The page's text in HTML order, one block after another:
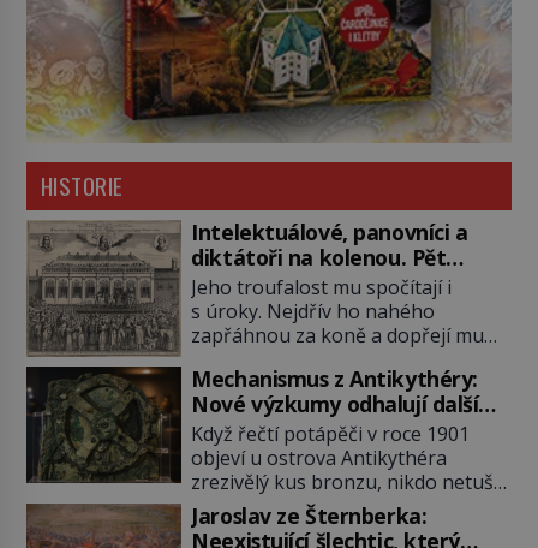
HISTORIE
Intelektuálové, panovníci a
diktátoři na kolenou. Pět
posledních okamžiků před
popravou
Jeho troufalost mu spočítají i
s úroky. Nejdřív ho nahého
zapřáhnou za koně a dopřejí mu
Když ho pak věší, myslí si, že útrapy
skončily. Těsně předtím, než ztratí
vědomí ho odříznou a začnou jeho
tělo zbavovat orgánů. Chvíli ještě
vnímá, pak ho vysvobodí
bezvědomí a smrt. Do posledního
doušku Kdo: Sokrates […]
Mechanismus z Antikythéry:
Nové výzkumy odhalují další
překvapení o starověkém
počítači
Když řečtí potápěči v roce 1901
objeví u ostrova Antikythéra
zrezivělý kus bronzu, nikdo netuší,
že drží v rukou jeden z
nejúžasnějších vynálezů starověku.
Jaroslav ze Šternberka:
Neexistující šlechtic, který